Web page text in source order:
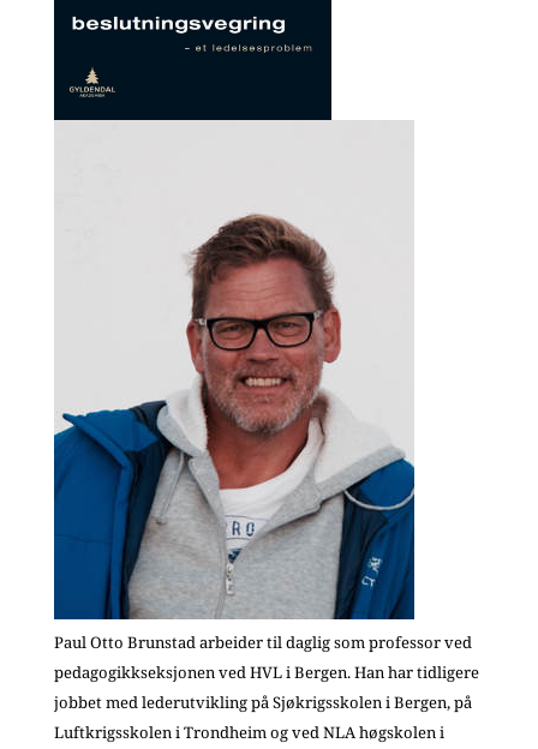
Paul Otto Brunstad arbeider til daglig som professor ved
pedagogikkseksjonen ved HVL i Bergen. Han har tidligere
jobbet med lederutvikling på Sjøkrigsskolen i Bergen, på
Luftkrigsskolen i Trondheim og ved NLA høgskolen i